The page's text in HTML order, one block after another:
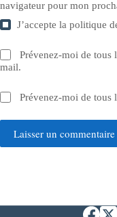
navigateur pour mon
J’accepte lapolitique
Prévenez-moi de tous
mail.
Prévenez-moi de tous
Laisser un commentaire